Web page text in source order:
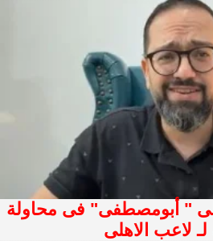
" أبومصطفى" فى محاولة
لـ لاعب الاهلى